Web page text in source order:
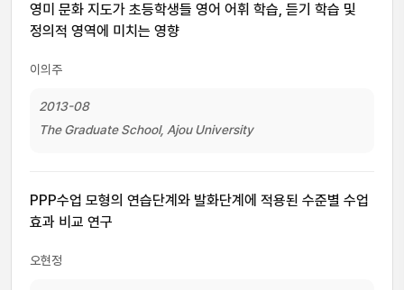
영미 문화 지도가 초등학생들 영어 어휘 학습, 듣기 학습 및
정의적 영역에 미치는 영향
이의주
2013-08
The Graduate School, Ajou University
PPP수업 모형의 연습단계와 발화단계에 적용된 수준별 수업
효과 비교 연구
오현정